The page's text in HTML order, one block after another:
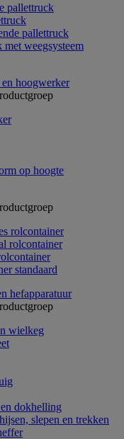
pallettruck
pallettruck
met weegsysteem
hoogwerker
op hoogte
rolcontainer
rolcontainer
standaard
hefapparatuur
wielkeg
dokhelling
slepen en trekken